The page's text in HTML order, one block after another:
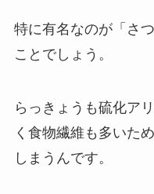
特に有名なのが「さ
ことでしょう。
らっきょうも硫化ア
く食物繊維も多いた
しまうんです。